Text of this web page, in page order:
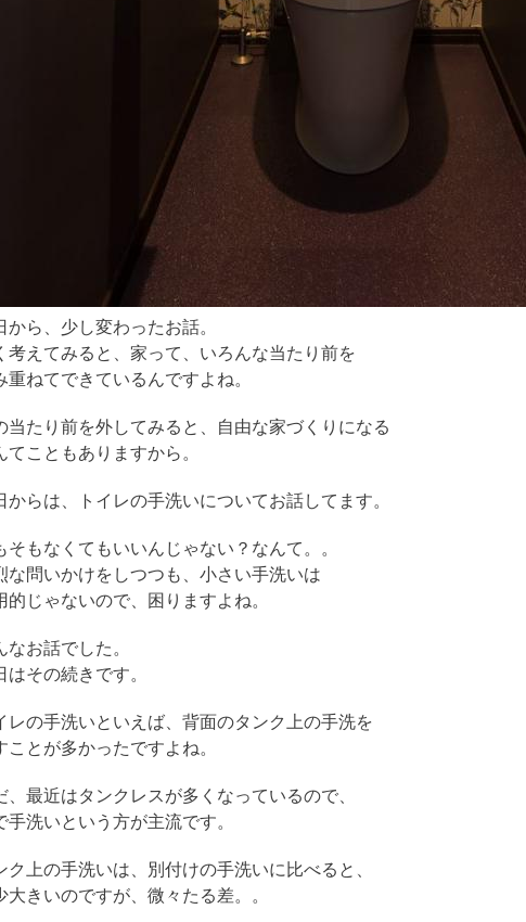
から、少し変わったお話。
考えてみると、家って、いろんな当たり前を
重ねてできているんですよね。
当たり前を外してみると、自由な家づくりになる
てこともありますから。
からは、トイレの手洗いについてお話してます。
そもなくてもいいんじゃない？なんて。。
な問いかけをしつつも、小さい手洗いは
的じゃないので、困りますよね。
なお話でした。
はその続きです。
レの手洗いといえば、背面のタンク上の手洗を
ことが多かったですよね。
、最近はタンクレスが多くなっているので、
手洗いという方が主流です。
ク上の手洗いは、別付けの手洗いに比べると、
大きいのですが、微々たる差。。